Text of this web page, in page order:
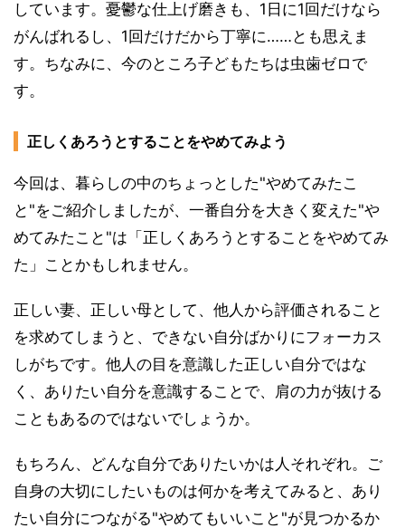
しています。憂鬱な仕上げ磨きも、1日に1回だけなら
がんばれるし、1回だけだから丁寧に……とも思えま
す。ちなみに、今のところ子どもたちは虫歯ゼロで
す。
正しくあろうとすることをやめてみよう
今回は、暮らしの中のちょっとした"やめてみたこ
と"をご紹介しましたが、一番自分を大きく変えた"や
めてみたこと"は「正しくあろうとすることをやめてみ
た」ことかもしれません。
正しい妻、正しい母として、他人から評価されること
を求めてしまうと、できない自分ばかりにフォーカス
しがちです。他人の目を意識した正しい自分ではな
く、ありたい自分を意識することで、肩の力が抜ける
こともあるのではないでしょうか。
もちろん、どんな自分でありたいかは人それぞれ。ご
自身の大切にしたいものは何かを考えてみると、あり
たい自分につながる"やめてもいいこと"が見つかるか